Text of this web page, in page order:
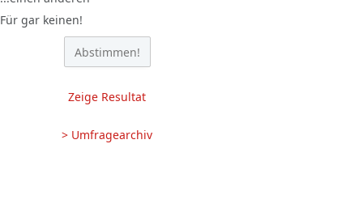
Für gar keinen!
Zeige Resultat
> Umfragearchiv